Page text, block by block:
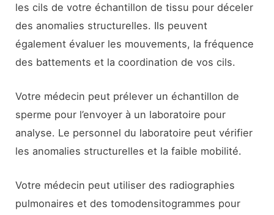
les cils de votre échantillon de tissu pour déceler
des anomalies structurelles. Ils peuvent
également évaluer les mouvements, la fréquence
des battements et la coordination de vos cils.
Votre médecin peut prélever un échantillon de
sperme pour l’envoyer à un laboratoire pour
analyse. Le personnel du laboratoire peut vérifier
les anomalies structurelles et la faible mobilité.
Votre médecin peut utiliser des radiographies
pulmonaires et des tomodensitogrammes pour